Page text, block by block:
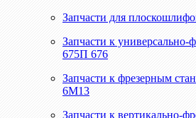
Запчасти для
Запчасти к универсально-
675П 676
Запчасти к фрезерным
6М13
Запчасти к вертикально-